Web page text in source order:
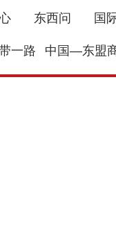
东西问 国
一路 中国—东盟